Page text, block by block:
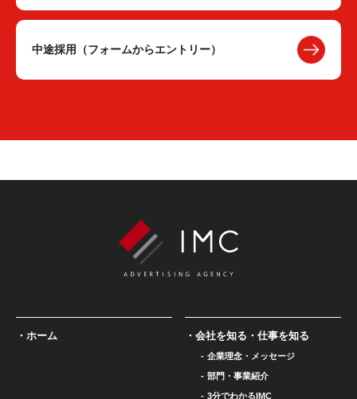
中途採用（フォームからエントリー）
ホーム 会社を知る・仕事を知る
企業理念・メッセージ
部門・事業紹介
3分でわかるIMC